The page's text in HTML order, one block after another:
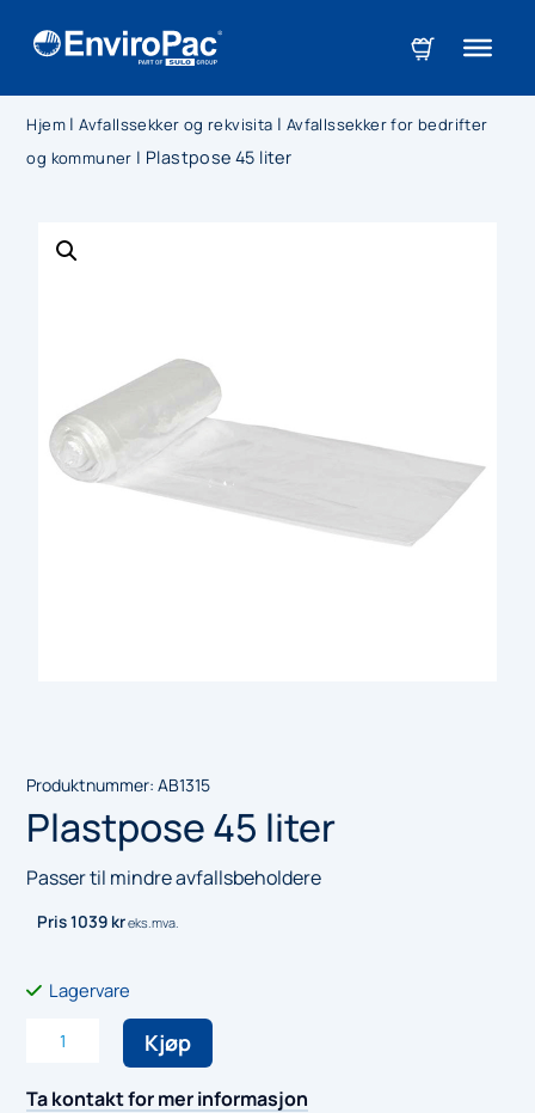
Hjem |Avfallssekker og rekvisita | Avfallssekker for bedrifter
og kommuner | Plastpose 45 liter
Produktnummer:AB1315
Plastpose 45 liter
Passer til mindre avfallsbeholdere
Pris1039 kreks.mva.
Lagervare
Plastpose
liter
Kjøp
Ta kontakt for mer informasjon